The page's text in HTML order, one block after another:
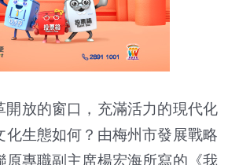
開放的窗口，充滿活力的現代化
化生態如何？由梅州市發展戰略
原專職副主席楊宏海所寫的《我